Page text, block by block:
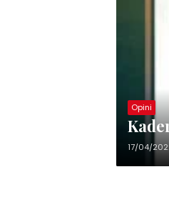
Opini
17/04/